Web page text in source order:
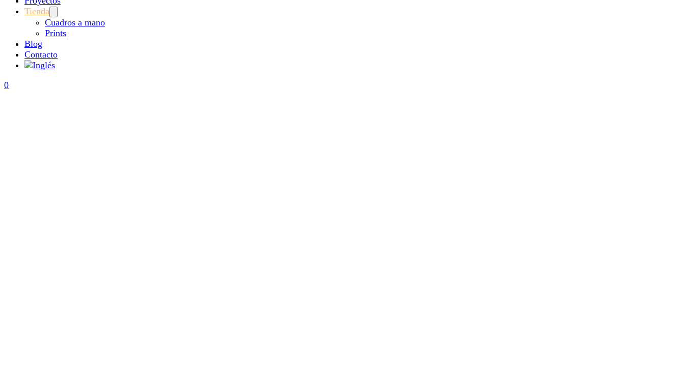
Tienda
Cuadros a mano
Prints
Blog
Contacto
0